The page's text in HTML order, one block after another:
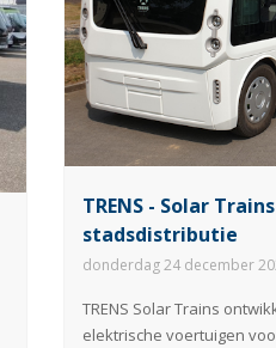
TRENS - Solar
stadsdistributie
donderdag 24 december
TRENS Solar Trains
elektrische voertuigen